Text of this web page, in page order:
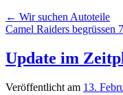
Beitragsnavigation
← Wir suchen Autoteile
Camel Raiders begrüssen
Update im
Veröffentlicht am 13.